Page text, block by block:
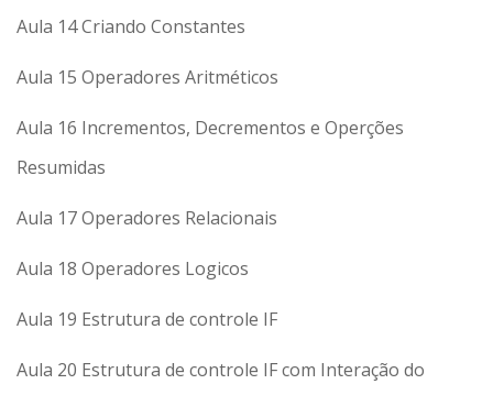
Aula 14 Criando Constantes
Aula 15 Operadores Aritméticos
Aula 16 Incrementos, Decrementos e Operções
Resumidas
Aula 17 Operadores Relacionais
Aula 18 Operadores Logicos
Aula 19 Estrutura de controle IF
Aula 20 Estrutura de controle IF com Interação do